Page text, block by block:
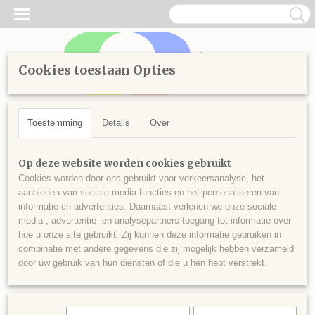
Inloggen Registreren
UW WINKELWAGEN
Home >Diamond Painting> Losse steentjes rond
vanaf 700 >Ronde steentjes nr 746
Ronde steentjes nr 746
Cookies toestaan Opties
Toestemming Details Over
Op deze website worden cookies gebruikt
Cookies worden door ons gebruikt voor verkeersanalyse, het
aanbieden van sociale media-functies en het personaliseren van
informatie en advertenties. Daarnaast verlenen we onze sociale
media-, advertentie- en analysepartners toegang tot informatie over
hoe u onze site gebruikt. Zij kunnen deze informatie gebruiken in
combinatie met andere gegevens die zij mogelijk hebben verzameld
door uw gebruik van hun diensten of die u hen hebt verstrekt.